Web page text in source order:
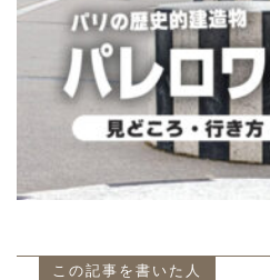
この記事を書いた人